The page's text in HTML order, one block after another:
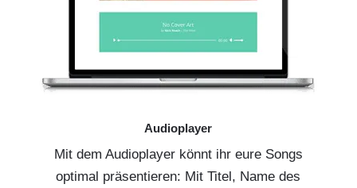
Audioplayer
Mit dem Audioplayer könnt ihr eure Songs
optimal präsentieren: Mit Titel, Name des